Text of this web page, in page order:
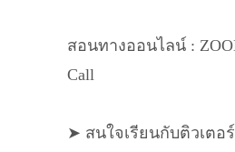
สอนทางออนไลน์ :
Call
➤ สนใจเรียนกับติวเตอ